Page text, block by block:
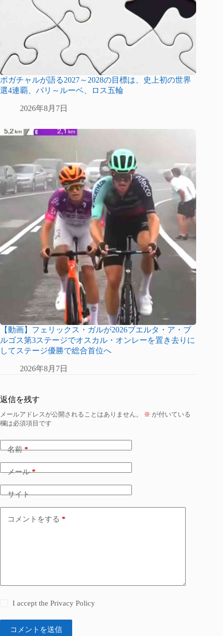
ポガチャルが語る2027～2028の目標は、史上初の世界
選4連覇、パリ～ルーベ、ロス五輪
2026年8月7日
【動画】フェリックス・ガルが2026ブエルタ・ア・ブ
ルゴス第3ステージでオスカル・オンレーを置き去りに
してステージ優勝で総合首位へ
2026年8月7日
返信を残す
メールアドレスが公開されることはありません。 ※ が付いている
欄は必須項目です
名前*
メール*
サイト
コメントをする *
I accept thePrivacy Policy
コメントを送信